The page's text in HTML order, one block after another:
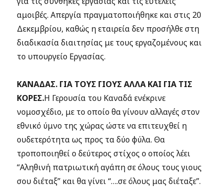
αμοιβές. Απεργία πραγματοποιήθηκε και στις 20
Δεκεμβρίου, καθώς η εταιρεία δεν προσήλθε στη
διαδικασία διαιτησίας με τους εργαζομένους και
το υπουργείο Εργασίας.
ΚΑΝΑΔΑΣ. ΓΙΑ ΤΟΥΣ ΓΙΟΥΣ ΑΛΛΑ ΚΑΙ ΓΙΑ ΤΙΣ
ΚΟΡΕΣ.H Γερουσία τoυ Καναδά ενέκρινε
νομοσχέδιο, με το οποίο θα γίνουν αλλαγές στον
εθνικό ύμνο της χώραςώστε να επιτευχθεί η
ουδετερότητα ως προς τα δύο φύλα. Θα
τροποποιηθεί ο δεύτερος στίχος ο οποίος λέει
“Αληθινή πατριωτική αγάπη σε όλους τους γιους
σου διέταξ” και θα γίνει “….σε όλους μας διέταξε”.